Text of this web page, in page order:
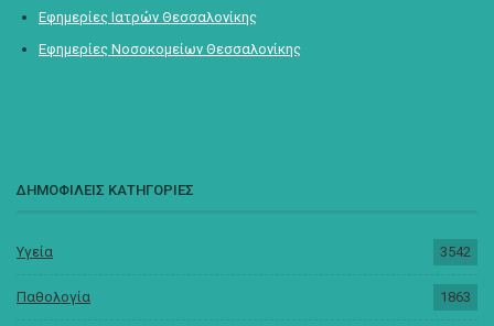
Εφημερίες Ιατρών Θεσσαλονίκης
Εφημερίες Νοσοκομείων Θεσσαλονίκης
ΔΗΜΟΦΙΛΕΙΣ ΚΑΤΗΓΟΡΙΕΣ
Υγεία 3542
Παθολογία 1863